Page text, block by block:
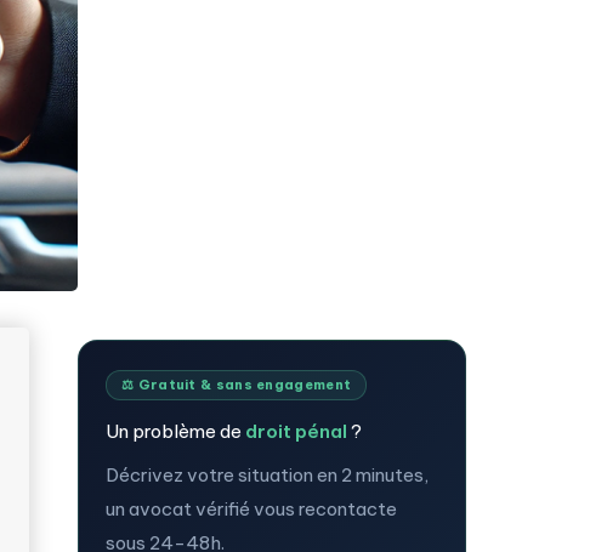
⚖️ Gratuit & sans engagement
Un problème de droit pénal ?
Décrivez votre situation en 2 minutes,
un avocat vérifié vous recontacte
sous 24-48h.